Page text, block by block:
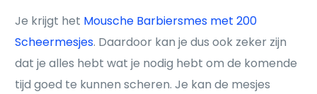
Je krijgt het Mousche Barbiersmes met 200
Scheermesjes. Daardoor kan je dus ook zeker zijn
dat je alles hebt wat je nodig hebt om de komende
tijd goed te kunnen scheren. Je kan de mesjes